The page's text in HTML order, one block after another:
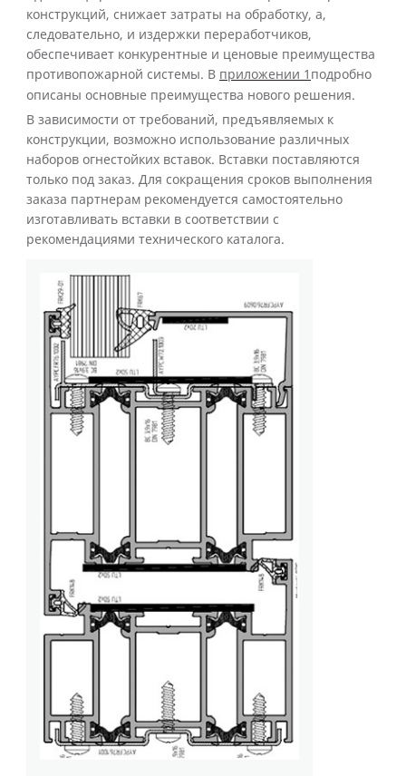
конструкций, снижает затраты на обработку, а,
следовательно, и издержки переработчиков,
обеспечивает конкурентные и ценовые преимущества
противопожарной системы. В приложении 1подробно
описаны основные преимущества нового решения.
В зависимости от требований, предъявляемых к
конструкции, возможно использование различных
наборов огнестойких вставок. Вставки поставляются
только под заказ. Для сокращения сроков выполнения
заказа партнерам рекомендуется самостоятельно
изготавливать вставки в соответствии с
рекомендациями технического каталога.